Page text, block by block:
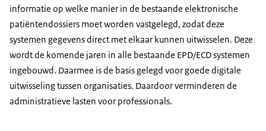
informatie op welke manier in de bestaande elektronische
patiëntendossiers moet worden vastgelegd, zodat deze
systemen gegevens direct met elkaar kunnen uitwisselen. Deze
wordt de komende jaren in alle bestaande EPD/ECD systemen
ingebouwd. Daarmee is de basis gelegd voor goede digitale
uitwisseling tussen organisaties. Daardoor verminderen de
administratieve lasten voor professionals.